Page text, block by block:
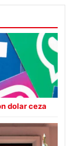
dolar ceza